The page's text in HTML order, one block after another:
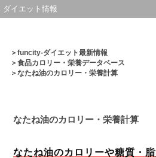
ダイエット情報
＞funcity-ダイエット最新情報
＞食品カロリー・栄養データベース
＞なたね油のカロリー・栄養計算
なたね油のカロリー・栄養計算
なたね油のカロリーや糖質・